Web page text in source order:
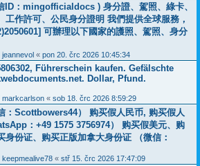
ID：mingofficialdocs ) 身分證、駕照、綠卡、
工作許可、公民身分證明 我們提供全球服務，
可辦理以下國家的護照、駕照、身分
jeannevol « pon 20. črc 2026 10:45:34
Führerschein kaufen. Gefälschte
Dollar, Pfund.
markcarlson « sob 18. črc 2026 8:59:29
：Scottbowers44） 购买假人民币, 购买假人
：+49 1575 3756974） 购买假美元、购
身份证、购买正版加拿大身份证 （微信：
keepmealive78 « stř 15. črc 2026 17:47:09